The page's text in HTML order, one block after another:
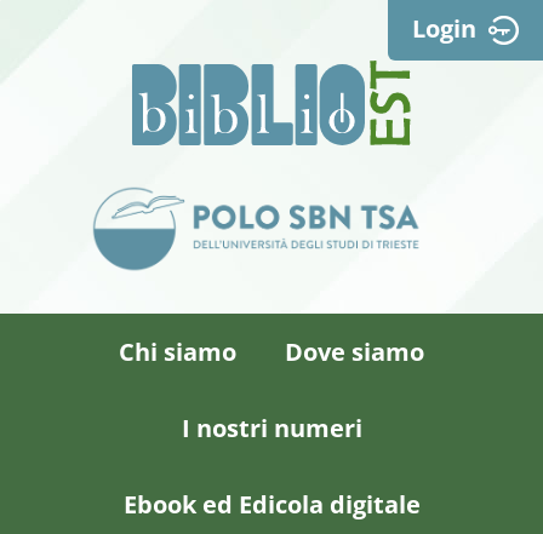
Login
Chi siamo Dove siamo
I nostri numeri
Ebook ed Edicola digitale